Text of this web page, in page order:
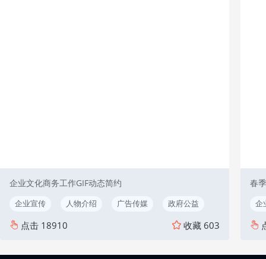
企业文化商务工作GIF动态简约
企业宣传 人物介绍 广告传媒 政府公益
点击 18910 收藏 603
春
企